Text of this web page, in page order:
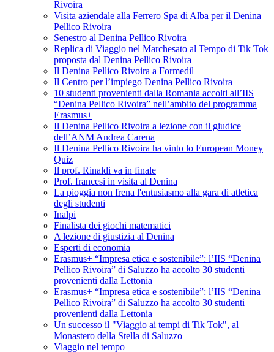
Rivoira
Visita aziendale alla Ferrero Spa di Alba per il Denina
Pellico Rivoira
Senestro al Denina Pellico Rivoira
Replica di Viaggio nel Marchesato al Tempo di Tik Tok
proposta dal Denina Pellico Rivoira
Il Denina Pellico Rivoira a Formedil
Il Centro per l’impiego Denina Pellico Rivoira
10 studenti provenienti dalla Romania accolti all’IIS
“Denina Pellico Rivoira” nell’ambito del programma
Erasmus+
Il Denina Pellico Rivoira a lezione con il giudice
dell’ANM Andrea Carena
Il Denina Pellico Rivoira ha vinto lo European Money
Quiz
Il prof. Rinaldi va in finale
Prof. francesi in visita al Denina
La pioggia non frena l'entusiasmo alla gara di atletica
degli studenti
Inalpi
Finalista dei giochi matematici
A lezione di giustizia al Denina
Esperti di economia
Erasmus+ “Impresa etica e sostenibile”: l’IIS “Denina
Pellico Rivoira” di Saluzzo ha accolto 30 studenti
provenienti dalla Lettonia
Erasmus+ “Impresa etica e sostenibile”: l’IIS “Denina
Pellico Rivoira” di Saluzzo ha accolto 30 studenti
provenienti dalla Lettonia
Un successo il "Viaggio ai tempi di Tik Tok", al
Monastero della Stella di Saluzzo
Viaggio nel tempo